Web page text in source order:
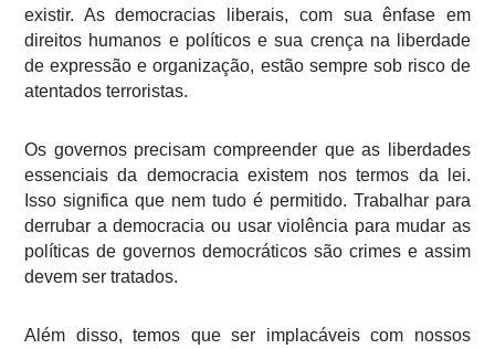
existir. As democracias liberais, com sua ênfase em
direitos humanos e políticos e sua crença na liberdade
de expressão e organização, estão sempre sob risco de
atentados terroristas.
Os governos precisam compreender que as liberdades
essenciais da democracia existem nos termos da lei.
Isso significa que nem tudo é permitido. Trabalhar para
derrubar a democracia ou usar violência para mudar as
políticas de governos democráticos são crimes e assim
devem ser tratados.
Além disso, temos que ser implacáveis com nossos